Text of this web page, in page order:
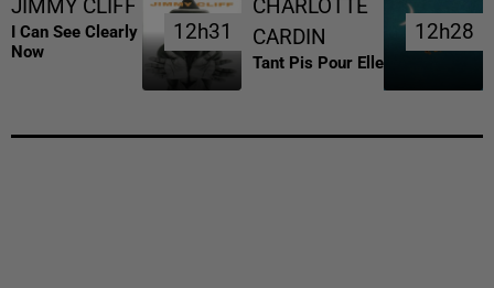
JIMMY CLIFF
I Can See Clearly
Now
12h31
12h31
CHARLOTTE
CARDIN
Tant Pis Pour Elle
12h28
12h28